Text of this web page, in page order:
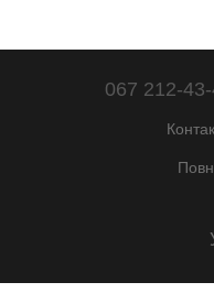
067 212-